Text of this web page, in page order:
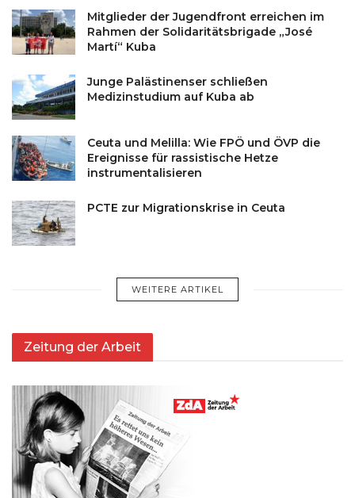
Mitglieder der Jugendfront erreichen im
Rahmen der Solidaritätsbrigade „José
Martí“ Kuba
Junge Palästinenser schließen
Medizinstudium auf Kuba ab
Ceuta und Melilla: Wie FPÖ und ÖVP die
Ereignisse für rassistische Hetze
instrumentalisieren
PCTE zur Migrationskrise in Ceuta
WEITERE ARTIKEL
Zeitung der Arbeit